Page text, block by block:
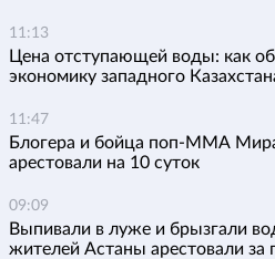
11:13
Цена отступающей воды: как
экономику западного
11:47
Блогера и бойца поп-ММА
арестовали на 10 суток
09:09
Выпивали в луже и брызгали
жителей Астаны арестовали за